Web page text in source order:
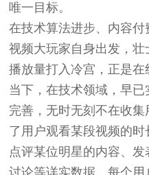
唯一目标。
在技术算法进步、内容
视频大玩家自身出发，
播放量打入冷宫，正是在
当下，在技术领域，早已
完善，无时无刻不在收
了用户观看某段视频的时
点评某位明星的内容、
讨论等详实数据。每个